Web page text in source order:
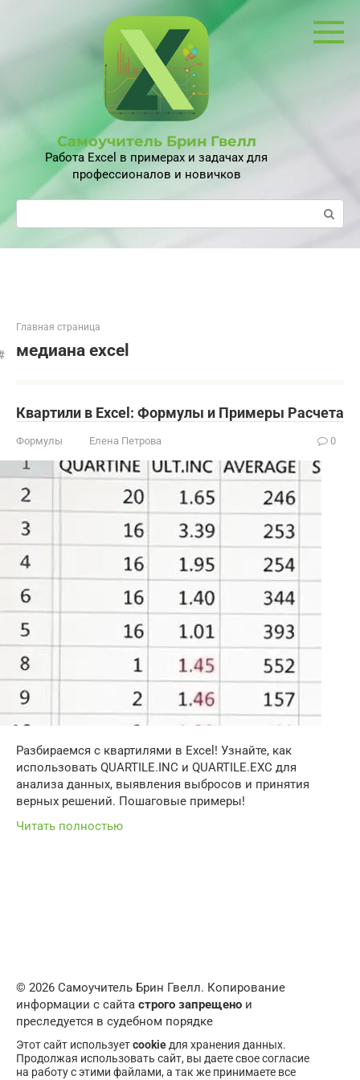
Самоучитель Брин Гвелл
Работа Excel в примерах и задачах для
профессионалов и новичков
Поиск:
Главная страница
медиана excel
Квартили в Excel: Формулы и Примеры Расчета
Формулы Елена Петрова 0
Разбираемся с квартилями в Excel! Узнайте, как
использовать QUARTILE.INC и QUARTILE.EXC для
анализа данных, выявления выбросов и принятия
верных решений. Пошаговые примеры!
Читать полностью
© 2026 Самоучитель Брин Гвелл. Копирование
информации с сайта строго запрещено и
преследуется в судебном порядке
Этот сайт используетcookie для хранения данных.
Продолжая использовать сайт, вы даете свое согласие
на работу с этими файлами, а так же принимаете все